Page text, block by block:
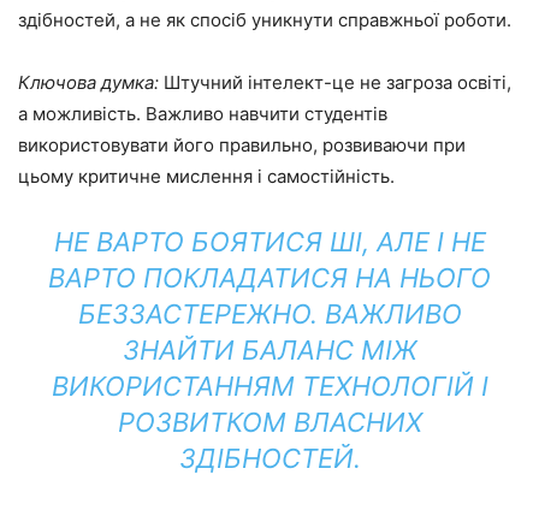
здібностей, а не як спосіб уникнути справжньої роботи.
Ключова думка: Штучний інтелект-це не загроза освіті,
а можливість. Важливо навчити студентів
використовувати його правильно, розвиваючи при
цьому критичне мислення і самостійність.
НЕ ВАРТО БОЯТИСЯ ШІ, АЛЕ І НЕ
ВАРТО ПОКЛАДАТИСЯ НА НЬОГО
БЕЗЗАСТЕРЕЖНО. ВАЖЛИВО
ЗНАЙТИ БАЛАНС МІЖ
ВИКОРИСТАННЯМ ТЕХНОЛОГІЙ І
РОЗВИТКОМ ВЛАСНИХ
ЗДІБНОСТЕЙ.